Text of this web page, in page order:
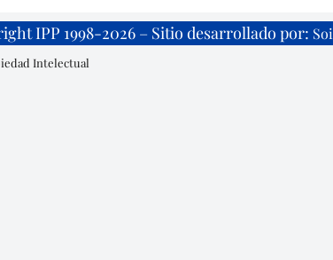
IPP 1998-2026 – Sitio desarrollado por:
Intelectual